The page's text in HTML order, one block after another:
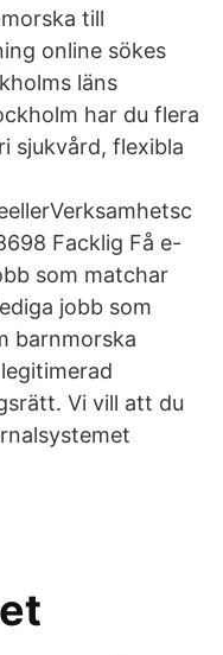
till
online sökes
läns
har du flera
sjukvård, flexibla
Facklig Få e-
som matchar
jobb som
barnmorska
Vi vill att du